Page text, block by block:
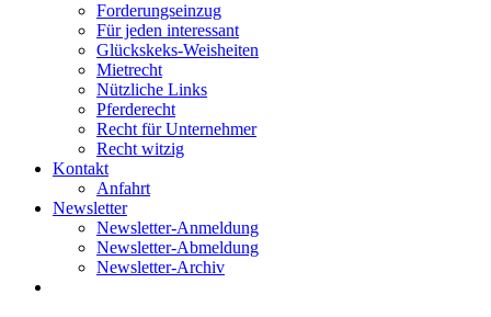
Forderungseinzug
Für jeden interessant
Glückskeks-Weisheiten
Mietrecht
Nützliche Links
Pferderecht
Recht für Unternehmer
Recht witzig
Kontakt
Anfahrt
Newsletter
Newsletter-Anmeldung
Newsletter-Abmeldung
Newsletter-Archiv